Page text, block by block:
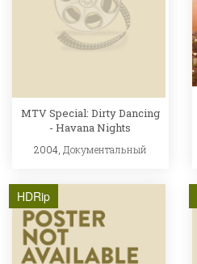
MTV Special: Dirty Dancing
- Havana Nights
2004, Документальный
HDRip